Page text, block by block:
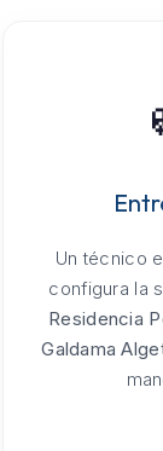
Un técnico
configura la
Residencia
Galdama